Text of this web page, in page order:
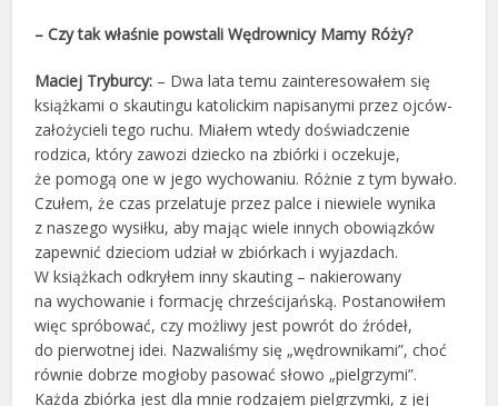
– Czy tak właśnie powstali Wędrownicy Mamy Róży?
Maciej Tryburcy: – Dwa lata temu zainteresowałem się
książkami o skautingu katolickim napisanymi przez ojców-
założycieli tego ruchu. Miałem wtedy doświadczenie
rodzica, który zawozi dziecko na zbiórki i oczekuje,
że pomogą one w jego wychowaniu. Różnie z tym bywało.
Czułem, że czas przelatuje przez palce i niewiele wynika
z naszego wysiłku, aby mając wiele innych obowiązków
zapewnić dzieciom udział w zbiórkach i wyjazdach.
W książkach odkryłem inny skauting – nakierowany
na wychowanie i formację chrześcijańską. Postanowiłem
więc spróbować, czy możliwy jest powrót do źródeł,
do pierwotnej idei. Nazwaliśmy się „wędrownikami”, choć
równie dobrze mogłoby pasować słowo „pielgrzymi”.
Każda zbiórka jest dla mnie rodzajem pielgrzymki, z jej